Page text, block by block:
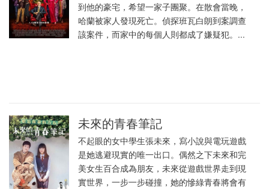
到他的豪宅，希望一家子團聚。在散會當晚，
哈蘭被家人發現死亡。偵探班瓦白朗到案調查
該案件，而家中的每個人則都成了嫌疑犯。...
未來的青春筆記
不起眼的女中學生張未來，寫小說與電玩遊戲
是她逃避現實的唯一出口。偶然之下未來和完
美女生百合成為朋友，未來從遊戲世界走到現
實世界，一步一步碰撞，她的慘綠青春將會有